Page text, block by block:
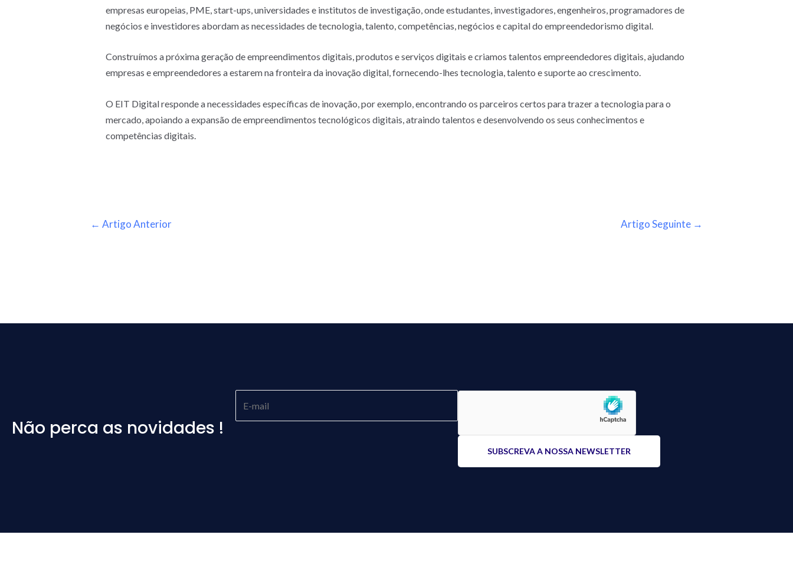
empresas europeias, PME, start-ups, universidades e institutos de investigação, onde estudantes, investigadores, engenheiros, programadores de
negócios e investidores abordam as necessidades de tecnologia, talento, competências, negócios e capital do empreendedorismo digital.
Construímos a próxima geração de empreendimentos digitais, produtos e serviços digitais e criamos talentos empreendedores digitais, ajudando
empresas e empreendedores a estarem na fronteira da inovação digital, fornecendo-lhes tecnologia, talento e suporte ao crescimento.
O EIT Digital responde a necessidades específicas de inovação, por exemplo, encontrando os parceiros certos para trazer a tecnologia para o
mercado, apoiando a expansão de empreendimentos tecnológicos digitais, atraindo talentos e desenvolvendo os seus conhecimentos e
competências digitais.
← Artigo Anterior Artigo Seguinte →
Não perca as novidades !